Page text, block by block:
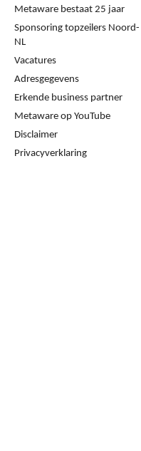
Metaware bestaat 25 jaar
Sponsoring topzeilers Noord-
NL
Vacatures
Adresgegevens
Erkende business partner
Metaware op YouTube
Disclaimer
Privacyverklaring